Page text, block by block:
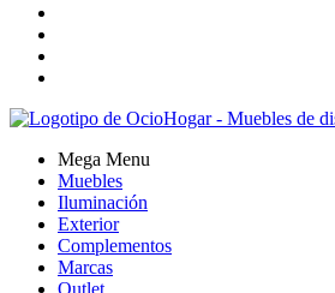
Mega Menu
Muebles
Iluminación
Exterior
Complementos
Marcas
Outlet